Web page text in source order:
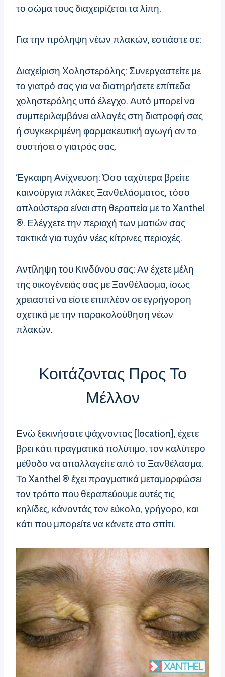
το σώμα τους διαχειρίζεται τα λίπη.
Για την πρόληψη νέων πλακών, εστιάστε σε:
Διαχείριση Χοληστερόλης: Συνεργαστείτε με
το γιατρό σας για να διατηρήσετε επίπεδα
χοληστερόλης υπό έλεγχο. Αυτό μπορεί να
συμπεριλαμβάνει αλλαγές στη διατροφή σας
ή συγκεκριμένη φαρμακευτική αγωγή αν το
συστήσει ο γιατρός σας.
Έγκαιρη Ανίχνευση: Όσο ταχύτερα βρείτε
καινούργια πλάκες Ξανθελάσματος, τόσο
απλούστερα είναι στη θεραπεία με το Xanthel
®. Ελέγχετε την περιοχή των ματιών σας
τακτικά για τυχόν νέες κίτρινες περιοχές.
Αντίληψη του Κινδύνου σας: Αν έχετε μέλη
της οικογένειάς σας με Ξανθέλασμα, ίσως
χρειαστεί να είστε επιπλέον σε εγρήγορση
σχετικά με την παρακολούθηση νέων
πλακών.
Κοιτάζοντας Προς Το
Μέλλον
Ενώ ξεκινήσατε ψάχνοντας [location], έχετε
βρει κάτι πραγματικά πολύτιμο, τον καλύτερο
μέθοδο να απαλλαγείτε από το Ξανθέλασμα.
Το Xanthel ® έχει πραγματικά μεταμορφώσει
τον τρόπο που θεραπεύουμε αυτές τις
κηλίδες, κάνοντάς τον εύκολο, γρήγορο, και
κάτι που μπορείτε να κάνετε στο σπίτι.